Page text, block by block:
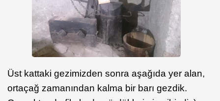
Üst kattaki gezimizden sonra aşağıda yer alan,
ortaçağ zamanından kalma bir barı gezdik.